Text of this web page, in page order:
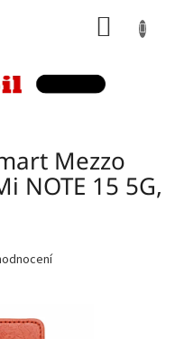
Mezzo
NOTE 15 5G,